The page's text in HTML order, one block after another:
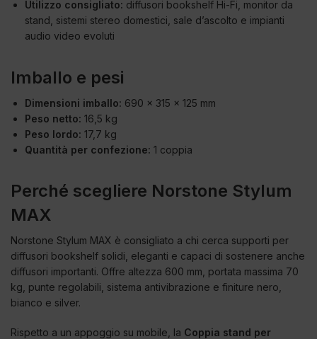
Utilizzo consigliato: diffusori bookshelf Hi-Fi, monitor da
stand, sistemi stereo domestici, sale d’ascolto e impianti
audio video evoluti
Imballo e pesi
Dimensioni imballo: 690 x 315 x 125 mm
Peso netto: 16,5 kg
Peso lordo: 17,7 kg
Quantità per confezione: 1 coppia
Perché scegliere Norstone Stylum
MAX
Norstone Stylum MAX è consigliato a chi cerca supporti per
diffusori bookshelf solidi, eleganti e capaci di sostenere anche
diffusori importanti. Offre altezza 600 mm, portata massima 70
kg, punte regolabili, sistema antivibrazione e finiture nero,
bianco e silver.
Rispetto a un appoggio su mobile, la Coppia stand per